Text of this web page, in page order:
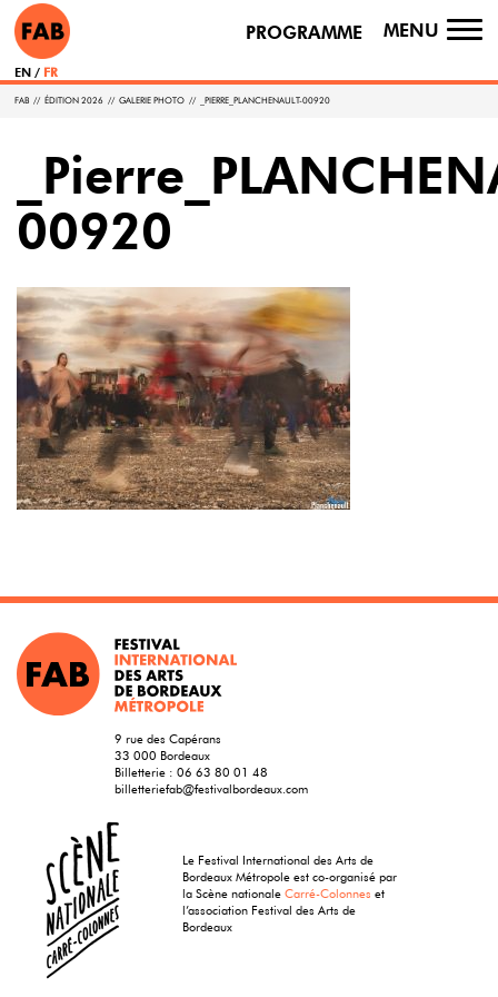
PROGRAMME MENU
EN FR
FAB // ÉDITION 2026 // GALERIE PHOTO // _PIERRE_PLANCHENAULT-00920
00920
9 rue des Capérans
33 000 Bordeaux
Billetterie : 06 63 80 01 48
billetteriefab@festivalbordeaux.com
Le Festival International des Arts de
Bordeaux Métropole est co-organisé par
la Scène nationaleCarré-Colonnes et
l’association Festival des Arts de
Bordeaux